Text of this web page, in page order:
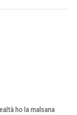
ho la malsana